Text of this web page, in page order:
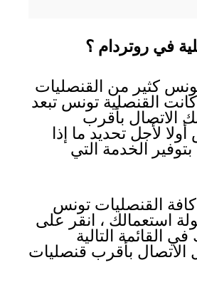
في روتردام ؟
كثير من القنصليات
القنصلية تونس تبعد
الاتصال بأقرب
لأجل تحديد ما إذا
الخدمة التي
كافة القنصليات تونس
استعمالك ، انقر على
القائمة التالية
الاتصال بأقرب قنصليات